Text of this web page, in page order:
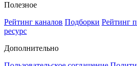
Полезное
Рейтинг каналов Подборки Рейтинг
ресурс
Дополнительно